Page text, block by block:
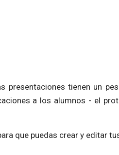
presentaciones tienen un
a los alumnos - el
que puedas crear y editar